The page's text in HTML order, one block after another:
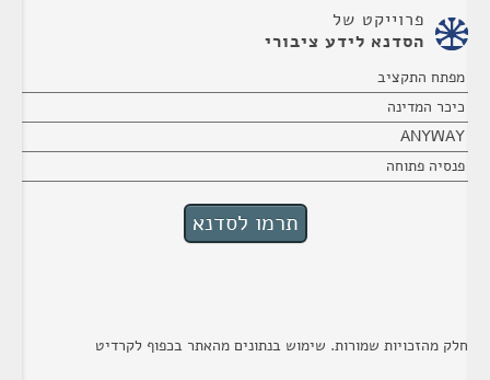
פרוייקט של
הסדנא לידע ציבורי
מפתח התקציב
כיכר המדינה
ANYWAY
פנסיה פתוחה
חלק מהזכויות שמורות. שימוש בנתונים מהאתר בכפוף לקרדיט